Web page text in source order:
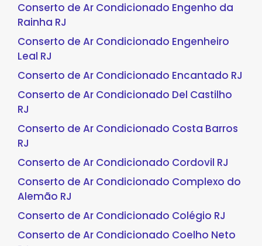
Conserto de Ar Condicionado Engenho da
Rainha RJ
Conserto de Ar Condicionado Engenheiro
Leal RJ
Conserto de Ar Condicionado Encantado RJ
Conserto de Ar Condicionado Del Castilho
RJ
Conserto de Ar Condicionado Costa Barros
RJ
Conserto de Ar Condicionado Cordovil RJ
Conserto de Ar Condicionado Complexo do
Alemão RJ
Conserto de Ar Condicionado Colégio RJ
Conserto de Ar Condicionado Coelho Neto